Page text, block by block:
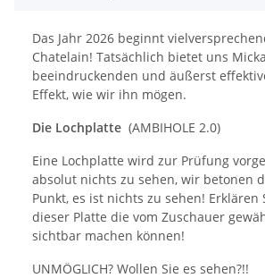
Das Jahr 2026 beginnt
Chatelain! Tatsächlich bietet uns
beeindruckenden und äußerst
Effekt, wie wir ihn mögen.
Die Lochplatte (AMBIHOLE 2.0)
Eine Lochplatte wird zur Prüfung
absolut nichts zu sehen, wir betonen
Punkt, es ist nichts zu sehen! Erklären
dieser Platte die vom Zuschauer
sichtbar machen können!
UNMÖGLICH? Wollen Sie es sehen?!!